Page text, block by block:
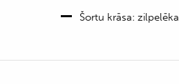
Šortu krāsa: zilpelēka